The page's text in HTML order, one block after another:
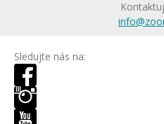
Sledujte nás na: